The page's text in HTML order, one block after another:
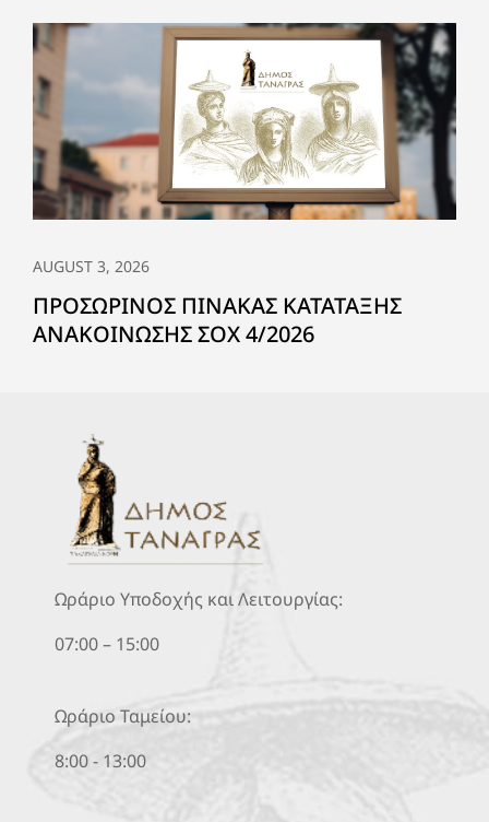
AUGUST 3, 2026
ΠΡΟΣΩΡΙΝΟΣ ΠΙΝΑΚΑΣ ΚΑΤΑΤΑΞΗΣ
ΑΝΑΚΟΙΝΩΣΗΣ ΣΟΧ 4/2026
Ωράριο Υποδοχής και Λειτουργίας:
07:00 – 15:00
Ωράριο Ταμείου:
8:00 - 13:00